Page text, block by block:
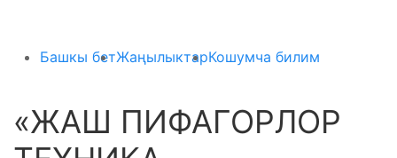
Башкы бетЖаңылыктарКошумча билим
«ЖАШ ПИФАГОРЛОР